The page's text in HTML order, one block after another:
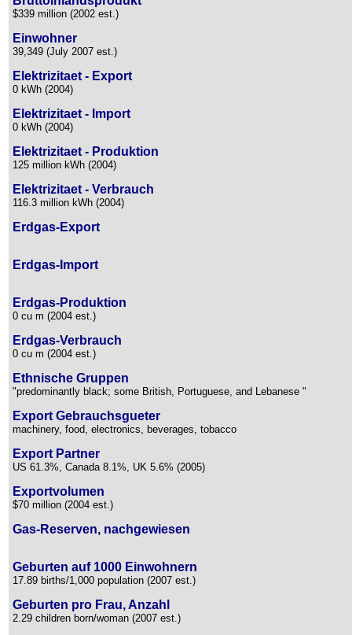
$339 million (2002 est.)
Einwohner
39,349 (July 2007 est.)
Elektrizitaet - Export
0 kWh (2004)
Elektrizitaet - Import
0 kWh (2004)
Elektrizitaet - Produktion
125 million kWh (2004)
Elektrizitaet - Verbrauch
116.3 million kWh (2004)
Erdgas-Export
Erdgas-Import
Erdgas-Produktion
0 cu m (2004 est.)
Erdgas-Verbrauch
0 cu m (2004 est.)
Ethnische Gruppen
"predominantly black; some British, Portuguese, and Lebanese "
Export Gebrauchsgueter
machinery, food, electronics, beverages, tobacco
Export Partner
US 61.3%, Canada 8.1%, UK 5.6% (2005)
Exportvolumen
$70 million (2004 est.)
Gas-Reserven, nachgewiesen
Geburten auf 1000 Einwohnern
17.89 births/1,000 population (2007 est.)
Geburten pro Frau, Anzahl
2.29 children born/woman (2007 est.)